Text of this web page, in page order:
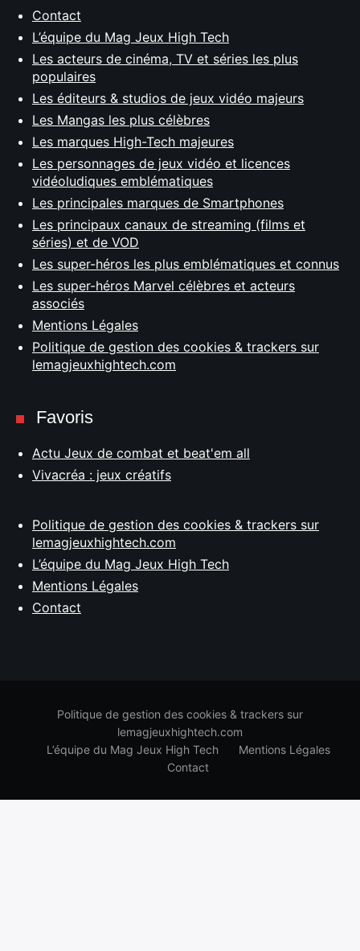
Contact
L’équipe du Mag Jeux High Tech
Les acteurs de cinéma, TV et séries les plus
populaires
Les éditeurs & studios de jeux vidéo majeurs
Les Mangas les plus célèbres
Les marques High-Tech majeures
Les personnages de jeux vidéo et licences
vidéoludiques emblématiques
Les principales marques de Smartphones
Les principaux canaux de streaming (films et
séries) et de VOD
Les super-héros les plus emblématiques et connus
Les super-héros Marvel célèbres et acteurs
associés
Mentions Légales
Politique de gestion des cookies & trackers sur
lemagjeuxhightech.com
Favoris
Actu Jeux de combat et beat'em all
Vivacréa : jeux créatifs
Politique de gestion des cookies & trackers sur
lemagjeuxhightech.com
L’équipe du Mag Jeux High Tech
Mentions Légales
Contact
Politique de gestion des cookies & trackers sur
lemagjeuxhightech.com
L’équipe du Mag Jeux High Tech
Mentions Légales
Contact